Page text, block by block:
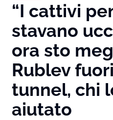
“I cattivi
stavano
ora sto
Rublev
tunnel, chi
aiutato